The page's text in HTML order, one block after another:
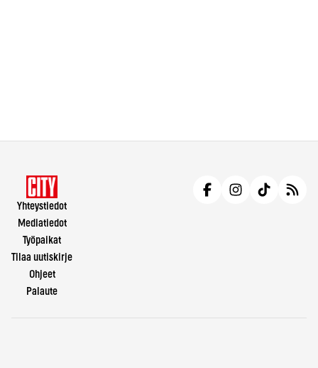
Yhteystiedot
Mediatiedot
Työpaikat
Tilaa uutiskirje
Ohjeet
Palaute